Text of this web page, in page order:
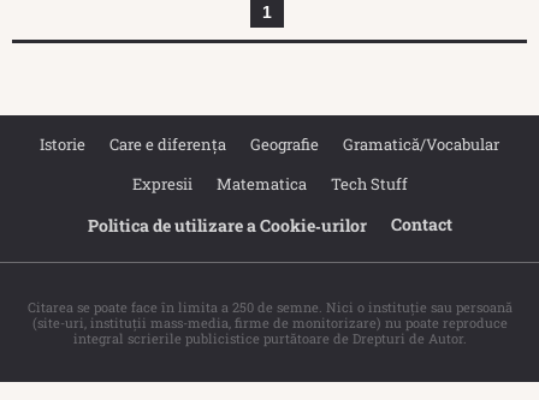
1
Istorie Care e diferența Geografie
Gramatică/Vocabular
Expresii
Matematica Tech Stuff
Politica de utilizare a Cookie‐urilor Contact
Citarea se poate face în limita a 250 de semne. Nici o instituţie sau persoană
(site-uri, instituţii mass-media, firme de monitorizare) nu poate reproduce
integral scrierile publicistice purtătoare de Drepturi de Autor.